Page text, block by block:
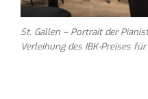
St. Gallen – Portrait der
Verleihung des IBK-Preises